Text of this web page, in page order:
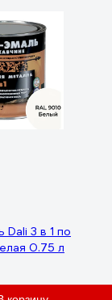
Dali 3 в 1 по
0.75 л